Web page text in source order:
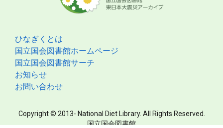
ひなぎくとは
国立国会図書館ホームページ
国立国会図書館サーチ
お知らせ
お問い合わせ
Copyright © 2013- National Diet Library. All Rights Reserved.